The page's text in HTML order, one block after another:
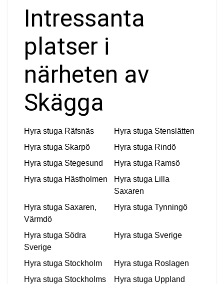
Intressanta
platser i
närheten av
Skägga
Hyra stuga Räfsnäs Hyra stuga Stenslätten
Hyra stuga Skarpö Hyra stuga Rindö
Hyra stuga Stegesund Hyra stuga Ramsö
Hyra stuga Hästholmen Hyra stuga Lilla
Saxaren
Hyra stuga Saxaren,
Värmdö
Hyra stuga Tynningö
Hyra stuga Södra
Sverige
Hyra stuga Sverige
Hyra stuga Stockholm Hyra stuga Roslagen
Hyra stuga Stockholms
Hyra stuga Uppland